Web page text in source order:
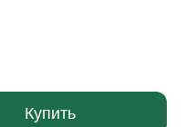
Купить